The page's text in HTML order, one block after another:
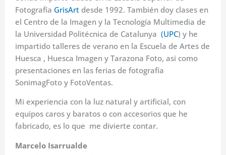
Fotografía GrisArt desde 1992. También doy clases en
el Centro de la Imagen y la Tecnología Multimedia de
la Universidad Politécnica de Catalunya (UPC) y he
impartido talleres de verano en la Escuela de Artes de
Huesca , Huesca Imagen y Tarazona Foto, asi como
presentaciones en las ferias de fotografía
SonimagFoto y FotoVentas.
Mi experiencia con la luz natural y artificial, con
equipos caros y baratos o con accesorios que he
fabricado, es lo que me divierte contar.
Marcelo Isarrualde